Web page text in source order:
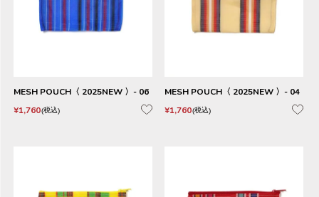
MESH POUCH〈 2025NEW 〉- 06
¥1,760 税込
MESH POUCH〈 2025NEW 〉- 04
¥1,760 税込